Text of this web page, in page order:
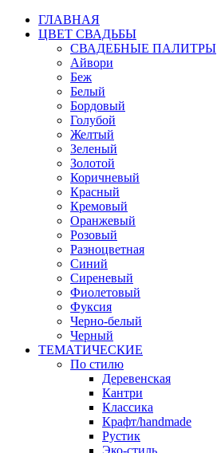
ГЛАВНАЯ
ЦВЕТ СВАДЬБЫ
СВАДЕБНЫЕ ПАЛИТРЫ
Айвори
Беж
Белый
Бордовый
Голубой
Желтый
Зеленый
Золотой
Коричневый
Красный
Кремовый
Оранжевый
Розовый
Разноцветная
Синий
Сиреневый
Фиолетовый
Фуксия
Черно-белый
Черный
ТЕМАТИЧЕСКИЕ
По стилю
Деревенская
Кантри
Классика
Крафт/handmade
Рустик
Эко-стиль